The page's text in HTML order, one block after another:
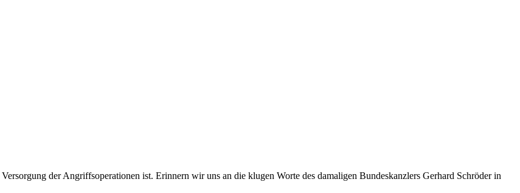
der Angriffsoperationen ist. Erinnern wir uns an die klugen Worte des damaligen Bundeskanzlers Gerhard Schröder in